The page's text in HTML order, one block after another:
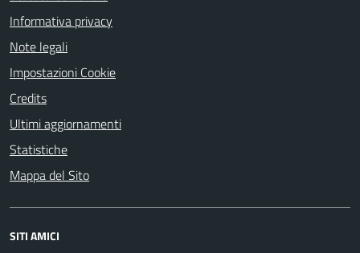
Informativa privacy
Note legali
Impostazioni Cookie
Credits
Ultimi aggiornamenti
Statistiche
Mappa del Sito
SITI AMICI